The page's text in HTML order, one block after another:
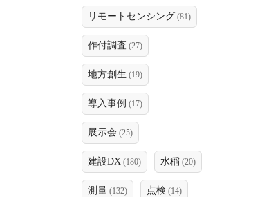
リモートセンシング (81)
作付調査 (27)
地方創生 (19)
導入事例 (17)
展示会 (25)
建設DX (180) 水稲 (20)
測量 (132) 点検 (14)